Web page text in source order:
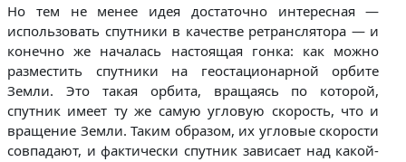
Но тем не менее идея достаточно интересная —
использовать спутники в качестве ретранслятора — и
конечно же началась настоящая гонка: как можно
разместить спутники на геостационарной орбите
Земли. Это такая орбита, вращаясь по которой,
спутник имеет ту же самую угловую скорость, что и
вращение Земли. Таким образом, их угловые скорости
совпадают, и фактически спутник зависает над какой-